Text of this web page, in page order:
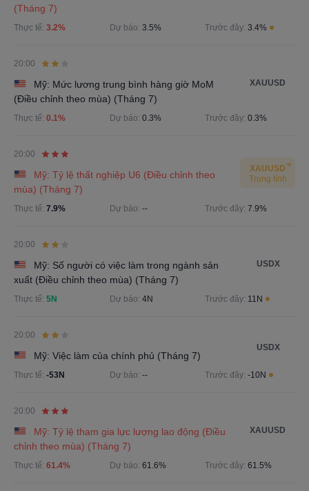
(Tháng 7)
Thực tế: 3.2% Dự báo: 3.5% Trước đây: 3.4%
20:00
Mỹ: Mức lương trung bình hàng giờ MoM
(Điều chỉnh theo mùa) (Tháng 7)
XAUUSD
Thực tế: 0.1% Dự báo: 0.3% Trước đây: 0.3%
20:00
Mỹ: Tỷ lệ thất nghiệp U6 (Điều chỉnh theo
mùa) (Tháng 7)
XAUUSD
Trung tính
Thực tế: 7.9% Dự báo: -- Trước đây: 7.9%
20:00
Mỹ: Số người có việc làm trong ngành sản
xuất (Điều chỉnh theo mùa) (Tháng 7)
USDX
Thực tế: 5N Dự báo: 4N Trước đây: 11N
20:00
Mỹ: Việc làm của chính phủ (Tháng 7)
USDX
Thực tế: -53N Dự báo: -- Trước đây: -10N
20:00
Mỹ: Tỷ lệ tham gia lực lượng lao động (Điều
chỉnh theo mùa) (Tháng 7)
XAUUSD
Thực tế: 61.4% Dự báo: 61.6% Trước đây: 61.5%